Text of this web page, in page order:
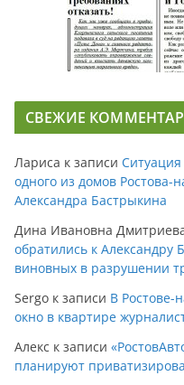
СВЕЖИЕ
Лариса к записи
одного из домов Ростова-
Александра Бастрыкина
Дина Ивановна
обратились к Александру
виновных в разрушении
Sergo к записи В Ростове-
окно в квартире
Алекс к записи
планируют